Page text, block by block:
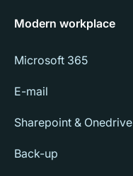
Modern workplace
Microsoft 365
E-mail
Sharepoint & Onedrive
Back-up